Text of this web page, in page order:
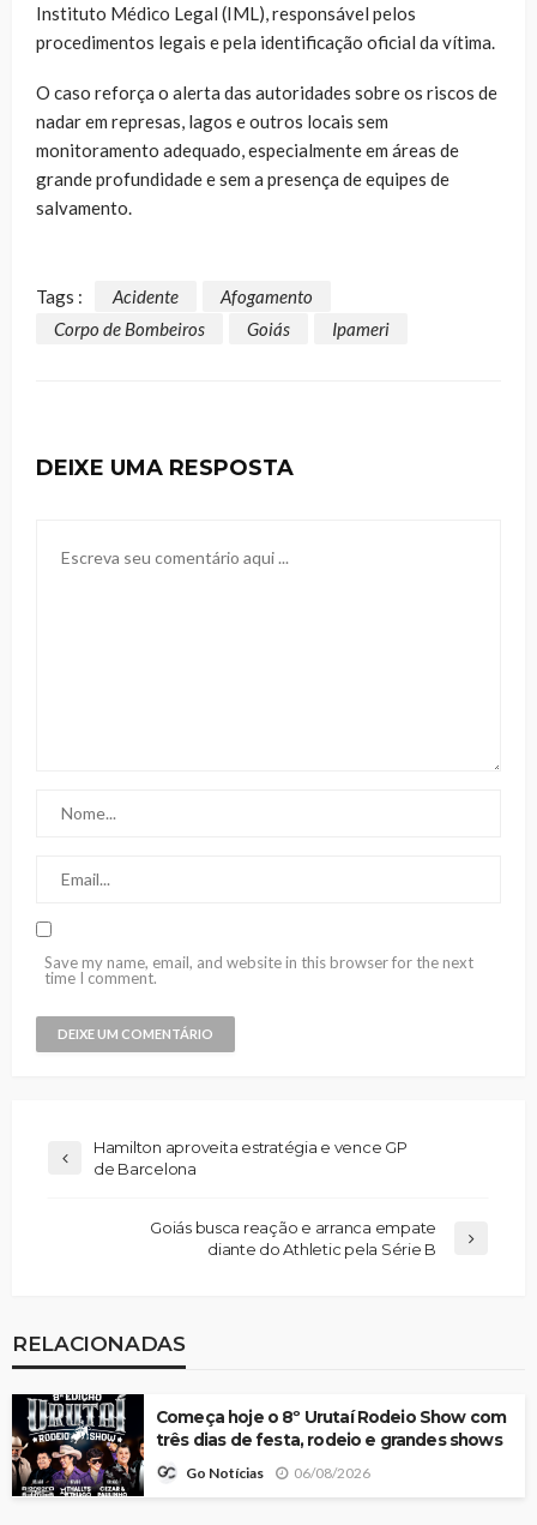
Instituto Médico Legal (IML), responsável pelos
procedimentos legais e pela identificação oficial da vítima.
O caso reforça o alerta das autoridades sobre os riscos de
nadar em represas, lagos e outros locais sem
monitoramento adequado, especialmente em áreas de
grande profundidade e sem a presença de equipes de
salvamento.
Tags : Acidente
Afogamento
Corpo de Bombeiros
Goiás Ipameri
DEIXE UMA RESPOSTA
Save my name, email, and website in this browser for the next
time I comment.
Hamilton aproveita estratégia e vence GP
de Barcelona
Goiás busca reação e arranca empate
diante do Athletic pela Série B
RELACIONADAS
Começa hoje o 8º Urutaí Rodeio Show com
três dias de festa, rodeio e grandes shows
Go Notícias 06/08/2026